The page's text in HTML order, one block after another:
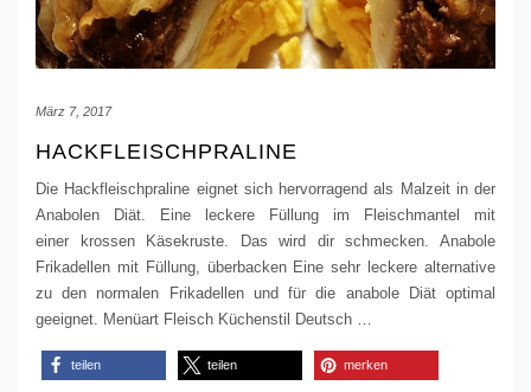
März 7, 2017
HACKFLEISCHPRALINE
Die Hackfleischpraline eignet sich hervorragend als Malzeit in der
Anabolen Diät. Eine leckere Füllung im Fleischmantel mit
einer krossen Käsekruste. Das wird dir schmecken. Anabole
Frikadellen mit Füllung, überbacken Eine sehr leckere alternative
zu den normalen Frikadellen und für die anabole Diät optimal
geeignet. Menüart Fleisch Küchenstil Deutsch
teilen teilen merken